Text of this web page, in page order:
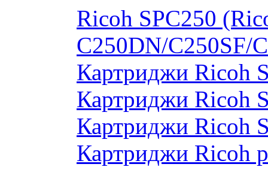
Ricoh SPC250
C250DN/C250SF/
Картриджи Ricoh
Картриджи Ricoh
Картриджи Ricoh
Картриджи Ricoh